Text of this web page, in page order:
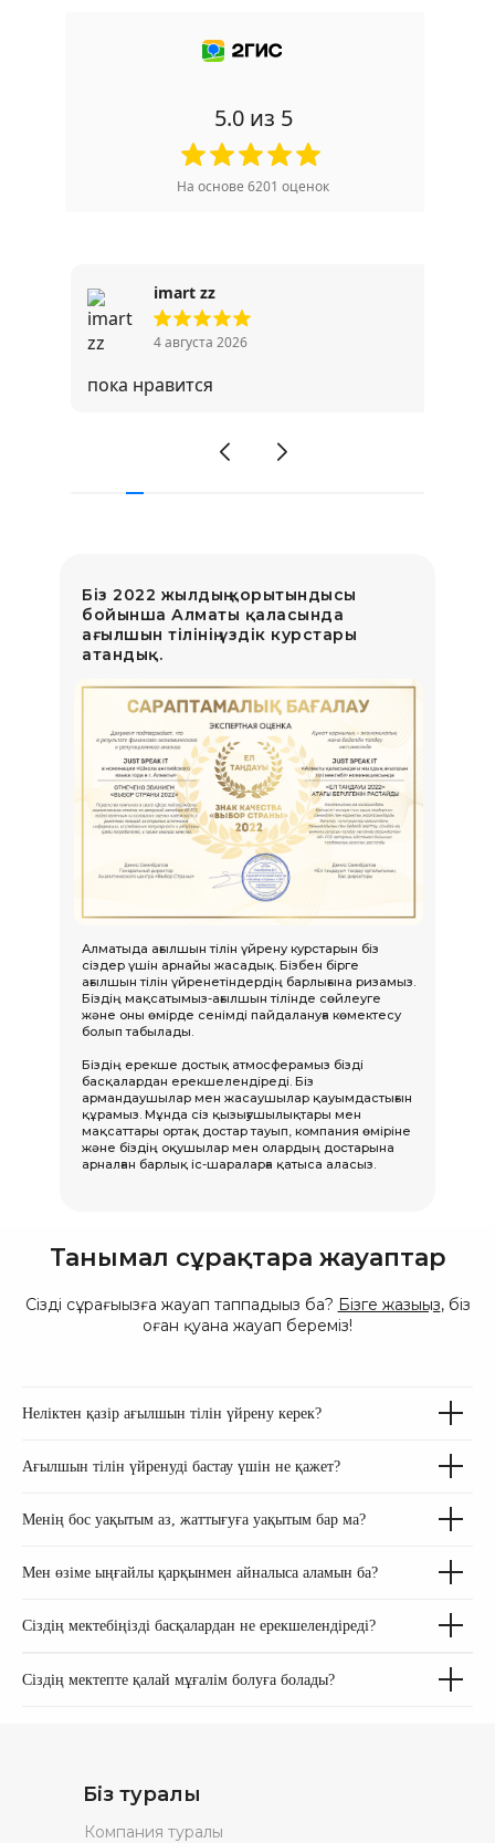
5.0из 5
На основе 6201 оценок
imart zz
4 августа 2026
пока нравится
Біз 2022 жылдың қорытындысы
бойынша Алматы қаласында
ағылшын тілінің үздік курстары
атандық.
Алматыда ағылшын тілін үйрену курстарын біз
сіздер үшін арнайы жасадық. Бізбен бірге
ағылшын тілін үйренетіндердің барлығына ризамыз.
Біздің мақсатымыз-ағылшын тілінде сөйлеуге
және оны өмірде сенімді пайдалануға көмектесу
болып табылады.
Біздің ерекше достық атмосферамыз бізді
басқалардан ерекшелендіреді. Біз
армандаушылар мен жасаушылар қауымдастығын
құрамыз. Мұнда сіз қызығушылықтары мен
мақсаттары ортақ достар тауып, компания өміріне
және біздің оқушылар мен олардың достарына
арналған барлық іс-шараларға қатыса аласыз.
Танымал сұрақтарға жауаптар
Сіздің сұрағыңызға жауап таппадыңыз ба? Бізге жазыңыз, біз
оған қуана жауап береміз!
Неліктен қазір ағылшын тілін үйрену керек?
Ағылшын тілін үйренуді бастау үшін не қажет?
Менің бос уақытым аз, жаттығуға уақытым бар ма?
Мен өзіме ыңғайлы қарқынмен айналыса аламын ба?
Сіздің мектебіңізді басқалардан не ерекшелендіреді?
Сіздің мектепте қалай мұғалім болуға болады?
Біз туралы
Компания туралы